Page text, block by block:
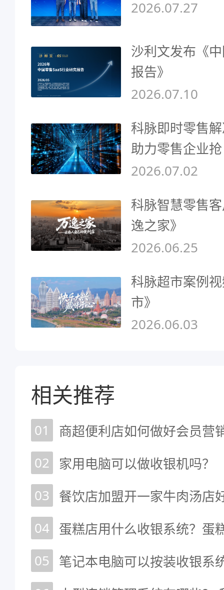
2026.07.27
沙利文发布《
报告》
2026.07.10
科脉即时零售
助力零售企业
2026.07.02
科脉智慧零售
逸之家》
2026.06.25
科脉超市案例
市》
2026.06.03
相关推荐
01
商超便利店如何做好会员营
02 家用电脑可以做收银机吗？
03
餐饮店加盟开一家牛肉汤店
04
05